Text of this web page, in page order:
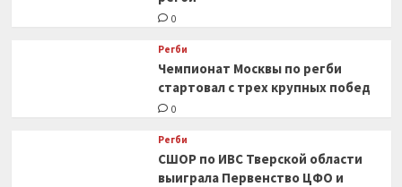
0
Регби
Чемпионат Москвы по регби
стартовал с трех крупных побед
0
Регби
СШОР по ИВС Тверской области
выиграла Первенство ЦФО и